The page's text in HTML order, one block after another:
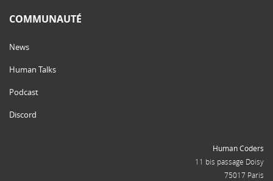
COMMUNAUTÉ
News
Human Talks
Podcast
Discord
Human Coders
11 bis passage Doisy
75017 Paris